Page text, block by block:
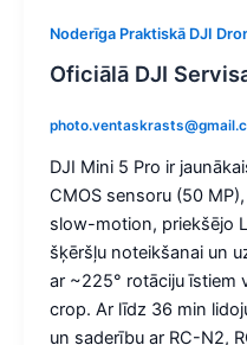
Noderīga Praktiskā DJI
Oficiālā DJI
DJI Mini 5 Pro ir
CMOS sensoru (50
slow-motion, priekšējo
šķēršļu noteikšanai un
ar ~225° rotāciju īstiem
crop. Ar līdz 36 min
un saderību ar RC-N2,